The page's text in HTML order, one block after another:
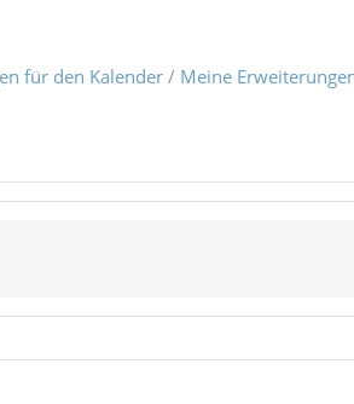
für den Kalender/ Meine